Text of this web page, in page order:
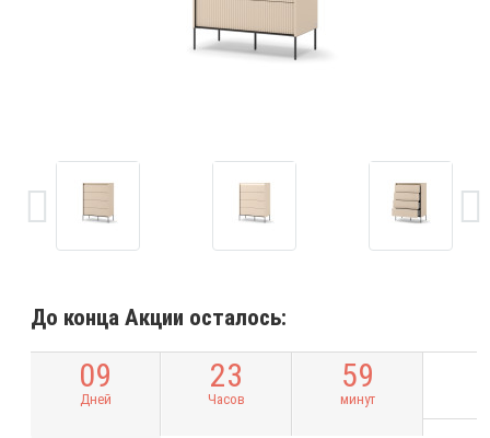
До конца Акции осталось:
09
Дней
23
Часов
59
минут